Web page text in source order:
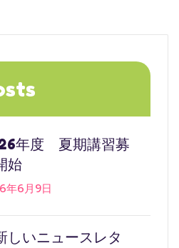
年度 夏期講習募
始
年6月9日
しいニュースレタ